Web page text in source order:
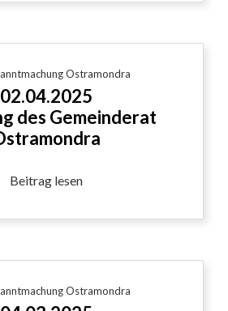
Ostramondra
02.04.2025
des Gemeinderat
Beitrag lesen
Ostramondra